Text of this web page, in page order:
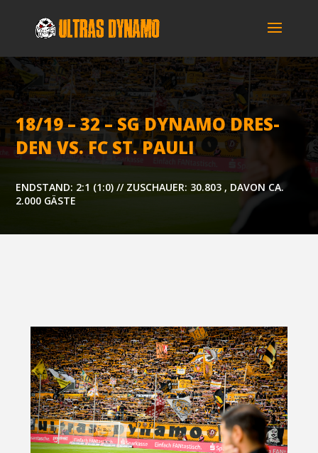
18/19 – 32 – SG DYNA­MO DRES­
DEN VS. FC ST. PAULI
ENDSTAND: 2:1 (1:0) // ZUSCHAUER: 30.803 , DAVON CA.
2.000 GÄSTE